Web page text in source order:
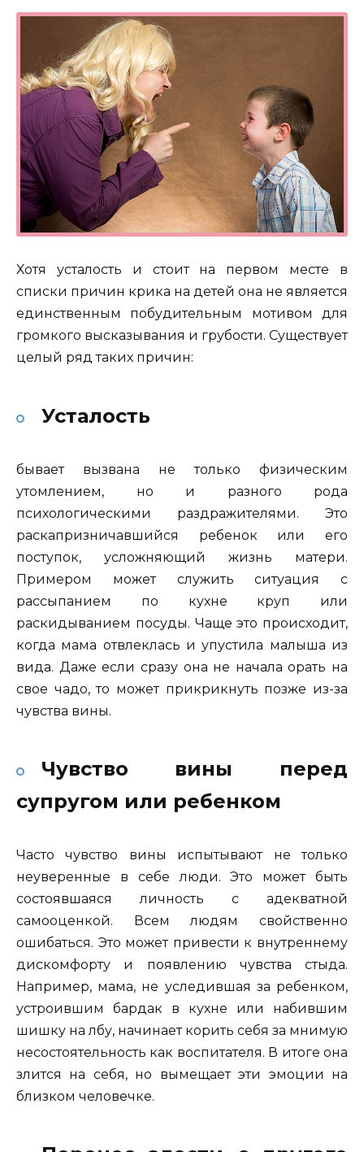
Хотя усталость и стоит на первом месте в
списки причин крика на детей она не является
единственным побудительным мотивом для
громкого высказывания и грубости. Существует
целый ряд таких причин:
Усталость
бывает вызвана не только физическим
утомлением, но и разного рода
психологическими раздражителями. Это
раскапризничавшийся ребенок или его
поступок, усложняющий жизнь матери.
Примером может служить ситуация с
рассыпанием по кухне круп или
раскидыванием посуды. Чаще это происходит,
когда мама отвлеклась и упустила малыша из
вида. Даже если сразу она не начала орать на
свое чадо, то может прикрикнуть позже из-за
чувства вины.
Чувство вины перед
супругом или ребенком
Часто чувство вины испытывают не только
неуверенные в себе люди. Это может быть
состоявшаяся личность с адекватной
самооценкой. Всем людям свойственно
ошибаться. Это может привести к внутреннему
дискомфорту и появлению чувства стыда.
Например, мама, не уследившая за ребенком,
устроившим бардак в кухне или набившим
шишку на лбу, начинает корить себя за мнимую
несостоятельность как воспитателя. В итоге она
злится на себя, но вымещает эти эмоции на
близком человечке.